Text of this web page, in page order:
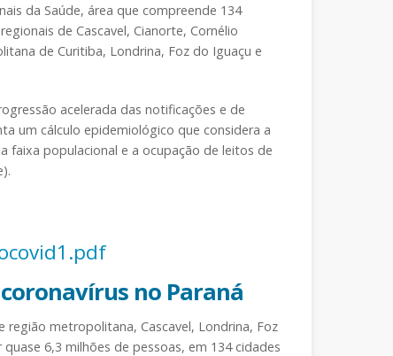
da Saúde, área que compreende 134
de Cascavel, Cianorte, Cornélio
de Curitiba, Londrina, Foz do Iguaçu e
acelerada das notificações e de
um cálculo epidemiológico que considera a
faixa populacional e a ocupação de leitos de
no Paraná
região metropolitana, Cascavel, Londrina, Foz
6,3 milhões de pessoas, em 134 cidades